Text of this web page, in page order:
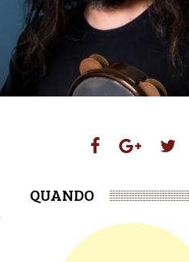
QUANDO